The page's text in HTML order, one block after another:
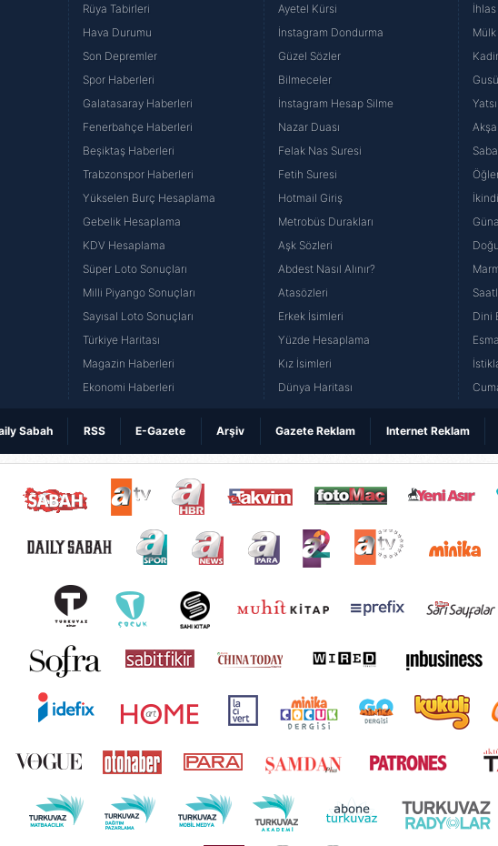
Rüya Tabirleri
Hava Durumu
Son Depremler
Spor Haberleri
Galatasaray Haberleri
Fenerbahçe Haberleri
Beşiktaş Haberleri
Trabzonspor Haberleri
Yükselen Burç Hesaplama
Gebelik Hesaplama
KDV Hesaplama
Süper Loto Sonuçları
Milli Piyango Sonuçları
Sayısal Loto Sonuçları
Türkiye Haritası
Magazin Haberleri
Ekonomi Haberleri
Ayetel Kürsi
İnstagram Dondurma
Güzel Sözler
Bilmeceler
İnstagram Hesap Silme
Nazar Duası
Felak Nas Suresi
Fetih Suresi
Hotmail Giriş
Metrobüs Durakları
Aşk Sözleri
Abdest Nasıl Alınır?
Atasözleri
Erkek İsimleri
Yüzde Hesaplama
Kız İsimleri
Dünya Haritası
Dini
Sabah RSS E-Gazete Arşiv Gazete Reklam Internet Reklam